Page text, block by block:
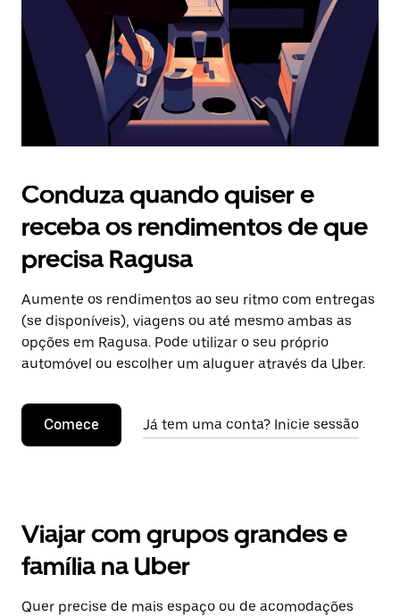
o
calendário.
Conduza quando quiser e
receba os rendimentos de que
precisa Ragusa
Aumente os rendimentos ao seu ritmo com entregas
(se disponíveis), viagens ou até mesmo ambas as
opções em Ragusa. Pode utilizar o seu próprio
automóvel ou escolher um aluguer através da Uber.
Comece Já tem uma conta? Inicie sessão
Viajar com grupos grandes e
família na Uber
Quer precise de mais espaço ou de acomodações